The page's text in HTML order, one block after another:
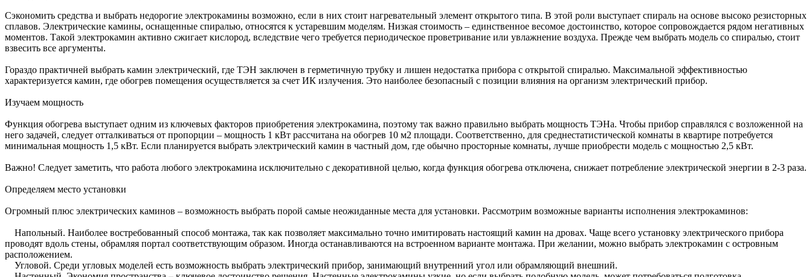
Сэкономить средства и выбрать недорогие электрокамины возможно, если в них стоит нагревательный элемент открытого типа. В этой роли выступает спираль на основе высоко резисторных
сплавов. Электрические камины, оснащенные спиралью, относятся к устаревшим моделям. Низкая стоимость – единственное весомое достоинство, которое сопровождается рядом негативных
моментов. Такой электрокамин активно сжигает кислород, вследствие чего требуется периодическое проветривание или увлажнение воздуха. Прежде чем выбрать модель со спиралью, стоит
взвесить все аргументы.
Гораздо практичней выбрать камин электрический, где ТЭН заключен в герметичную трубку и лишен недостатка прибора с открытой спиралью. Максимальной эффективностью
характеризуется камин, где обогрев помещения осуществляется за счет ИК излучения. Это наиболее безопасный с позиции влияния на организм электрический прибор.
Изучаем мощность
Функция обогрева выступает одним из ключевых факторов приобретения электрокамина, поэтому так важно правильно выбрать мощность ТЭНа. Чтобы прибор справлялся с возложенной на
него задачей, следует отталкиваться от пропорции – мощность 1 кВт рассчитана на обогрев 10 м2 площади. Соответственно, для среднестатистической комнаты в квартире потребуется
минимальная мощность 1,5 кВт. Если планируется выбрать электрический камин в частный дом, где обычно просторные комнаты, лучше приобрести модель с мощностью 2,5 кВт.
Важно! Следует заметить, что работа любого электрокамина исключительно с декоративной целью, когда функция обогрева отключена, снижает потребление электрической энергии в 2-3 раза.
Определяем место установки
Огромный плюс электрических каминов – возможность выбрать порой самые неожиданные места для установки. Рассмотрим возможные варианты исполнения электрокаминов:
Напольный. Наиболее востребованный способ монтажа, так как позволяет максимально точно имитировать настоящий камин на дровах. Чаще всего установку электрического прибора
проводят вдоль стены, обрамляя портал соответствующим образом. Иногда останавливаются на встроенном варианте монтажа. При желании, можно выбрать электрокамин с островным
расположением.
Угловой. Среди угловых моделей есть возможность выбрать электрический прибор, занимающий внутренний угол или обрамляющий внешний.